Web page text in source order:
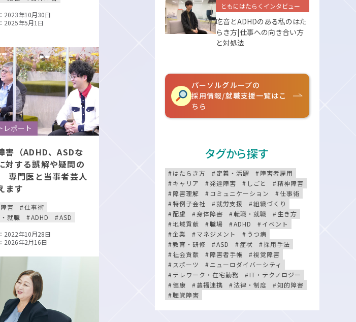
2023年10月30日
2025年5月1日
レポート
害（ADHD、ASDな
対する誤解や疑問の
専門医と当事者芸人
ます
害
仕事術
就職
ADHD
ASD
2022年10月28日
2026年2月16日
ともにはたらくインタビュー
吃音とADHDのある私のはた
らき方|仕事への向き合い方
と対処法
パーソルグループの
採用情報/就職支援一覧はこ
ちら
タグから探す
はたらき方 定着・活躍
障害者雇用
キャリア
発達障害 しごと
精神障害
障害理解
コミュニケーション
仕事術
特例子会社
就労支援
組織づくり
配慮
身体障害 転職・就職
生き方
地域貢献
職場 ADHD
イベント
企業
マネジメント
うつ病
教育・研修
ASD 症状
採用手法
社会貢献
障害者手帳
視覚障害
スポーツ
ニューロダイバーシティ
テレワーク・在宅勤務
IT・テクノロジー
健康
農福連携 法律・制度
知的障害
聴覚障害